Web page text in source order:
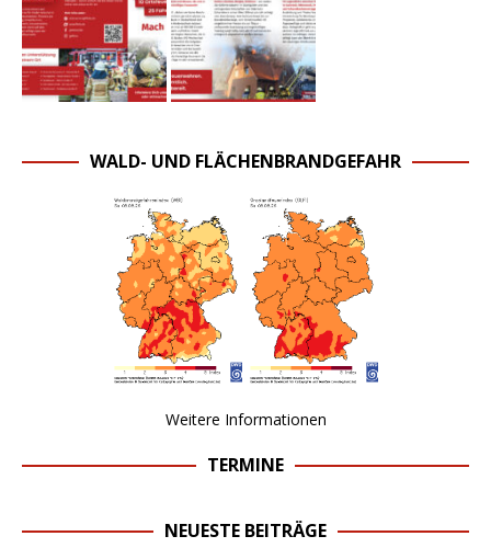
WALD- UND FLÄCHENBRANDGEFAHR
Weitere Informationen
TERMINE
NEUESTE BEITRÄGE